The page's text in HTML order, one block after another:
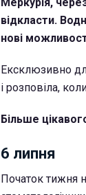
відкласти.
нові
Ексклюзивно
і розповіла,
Більше
6 липня
Початок тижня